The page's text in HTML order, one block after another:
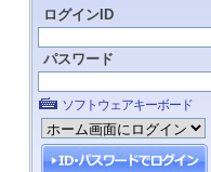
ログインID
パスワード
ソフトウェアキーボード